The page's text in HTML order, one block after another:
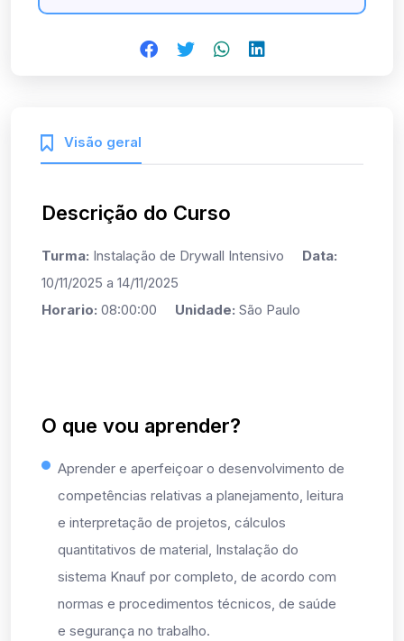
Visão geral
Descrição do Curso
Turma: Instalação de Drywall Intensivo Data:
10/11/2025 a 14/11/2025
Horario: 08:00:00 Unidade: São Paulo
O que vou aprender?
Aprender e aperfeiçoar o desenvolvimento de
competências relativas a planejamento, leitura
e interpretação de projetos, cálculos
quantitativos de material, Instalação do
sistema Knauf por completo, de acordo com
normas e procedimentos técnicos, de saúde
e segurança no trabalho.